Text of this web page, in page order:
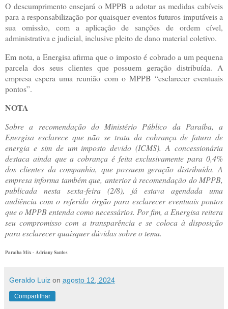
O descumprimento ensejará o MPPB a adotar as medidas cabíveis
para a responsabilização por quaisquer eventos futuros imputáveis a
sua omissão, com a aplicação de sanções de ordem cível,
administrativa e judicial, inclusive pleito de dano material coletivo.
Em nota, a Energisa afirma que o imposto é cobrado a um pequena
parcela dos seus clientes que possuem geração distribuída. A
empresa espera uma reunião com o MPPB “esclarecer eventuais
pontos”.
NOTA
Sobre a recomendação do Ministério Público da Paraíba, a
Energisa esclarece que não se trata da cobrança de fatura de
energia e sim de um imposto devido (ICMS). A concessionária
destaca ainda que a cobrança é feita exclusivamente para 0,4%
dos clientes da companhia, que possuem geração distribuída. A
empresa informa também que, anterior à recomendação do MPPB,
publicada nesta sexta-feira (2/8), já estava agendada uma
audiência com o referido órgão para esclarecer eventuais pontos
que o MPPB entenda como necessários. Por fim, a Energisa reitera
seu compromisso com a transparência e se coloca à disposição
para esclarecer quaisquer dúvidas sobre o tema.
Paraíba Mix - Adriany Santos
Geraldo Luiz on agosto 12, 2024
Compartilhar